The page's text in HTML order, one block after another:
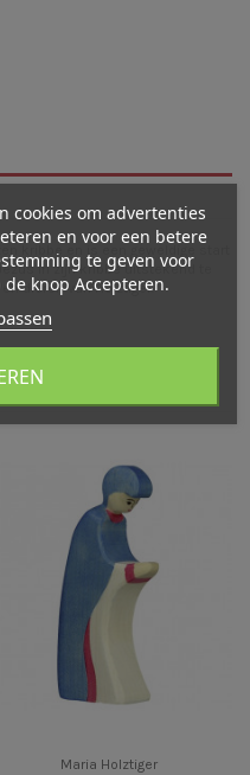
kribbe en is een geweldige start
in zijn kribbe uitstekend te
dieren van Holztiger.
Maria Holztiger
cookies om advertenties
en voor een betere
te geven voor
knop Accepteren.